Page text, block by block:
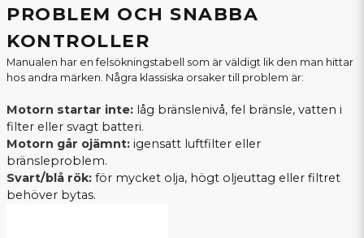
PROBLEM OCH SNABBA
KONTROLLER
Manualen har en felsökningstabell som är väldigt lik den man hittar
hos andra märken. Några klassiska orsaker till problem är:
Motorn startar inte: låg bränslenivå, fel bränsle, vatten i
filter eller svagt batteri.
Motorn går ojämnt: igensatt luftfilter eller
bränsleproblem.
Svart/blå rök: för mycket olja, högt oljeuttag eller filtret
behöver bytas.